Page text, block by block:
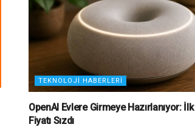
TEKNOLOJI HABERLERI
OpenAI Evlere Girmeye Hazırlanıyor:
Fiyatı Sızdı